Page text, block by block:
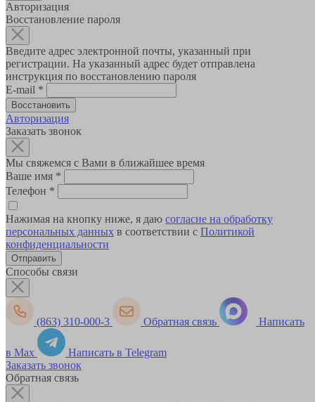
Авторизация
Восстановление пароля
Введите адрес электронной почты, указанный при
регистрации. На указанный адрес будет отправлена
инструкция по восстановлению пароля
E-mail *
Авторизация
Заказать звонок
Мы свяжемся с Вами в ближайшее время
Ваше имя *
Телефон *
Нажимая на кнопку ниже, я даю согласие на обработку
персональных данных в соответствии с Политикой
конфиденциальности
Способы связи
(863) 310-000-3 Обратная связь Написать
в Max
Написать в Telegram
Заказать звонок
Обратная связь